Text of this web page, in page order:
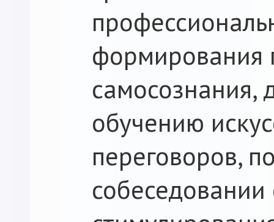
формирования
самосознания,
обучению
переговоров,